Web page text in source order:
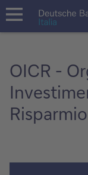
open
OICR -
Risparmio